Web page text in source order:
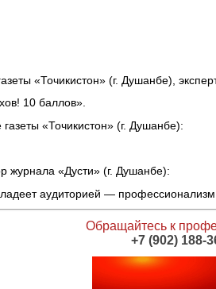
«Точикистон» (г. Душанбе),
10 баллов».
газеты «Точикистон» (г. Душанбе):
журнала «Дусти» (г. Душанбе):
аудиторией —
Обращайтесь к
+7 (902) 188-